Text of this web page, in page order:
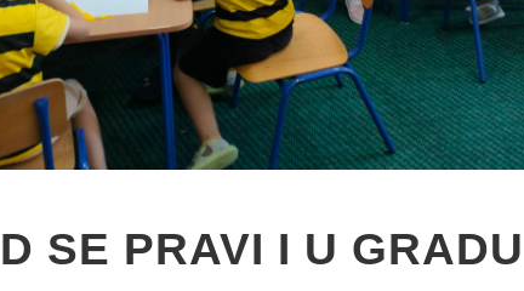
SE PRAVI I U GRADU